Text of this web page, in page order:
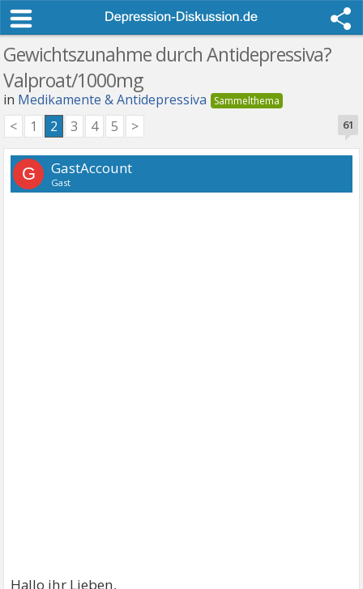
Gewichtszunahme durch Antidepressiva?
Valproat/1000mg
in Medikamente & Antidepressiva
61
< 1 2 3 4 5 >
G GastAccount
Gast
Hallo ihr Lieben,